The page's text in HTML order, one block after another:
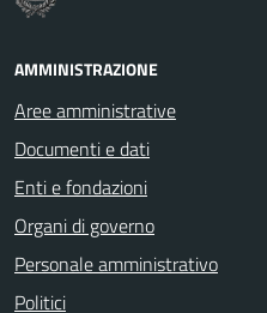
AMMINISTRAZIONE
Aree amministrative
Documenti e dati
Enti e fondazioni
Organi di governo
Personale amministrativo
Politici